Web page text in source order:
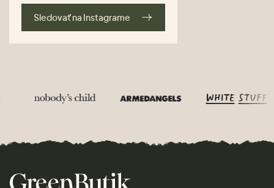
Sledovať na Instagrame